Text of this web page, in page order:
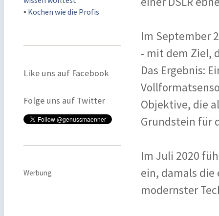
▪ Kochen wie die Profis
Like uns auf Facebook
Folge uns auf Twitter
Werbung
Im September
- mit dem Ziel,
Das Ergebnis:
Objektive, die
Grundstein für
Im Juli 2020
ein, damals
modernster